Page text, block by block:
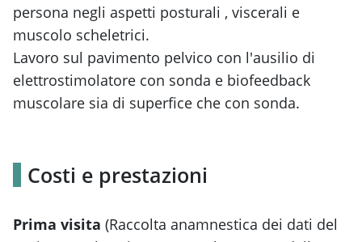
persona negli aspetti posturali , viscerali e
muscolo scheletrici.
Lavoro sul pavimento pelvico con l'ausilio di
elettrostimolatore con sonda e biofeedback
muscolare sia di superfice che con sonda.
Costi e prestazioni
Prima visita (Raccolta anamnestica dei dati del